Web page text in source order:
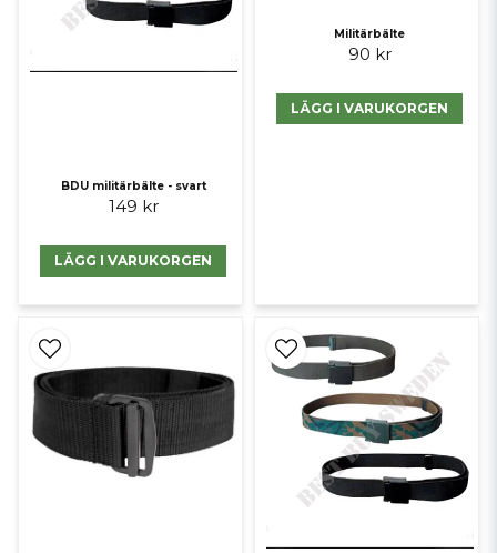
BDU militärbälte - svart
149 kr
LÄGG I VARUKORGEN
Militärbälte
90 kr
LÄGG I VARUKORGEN